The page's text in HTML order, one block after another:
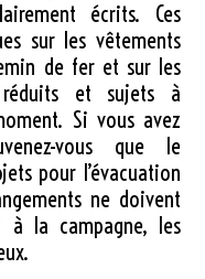
écrits. Ces
sur les vêtements
de fer et sur les
réduits et sujets à
Si vous avez
vous que le
pour l’évacuation
ne doivent
à la campagne, les